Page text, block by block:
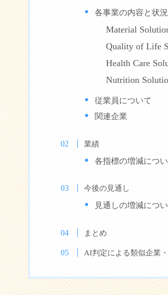
各事業の内容と状況
Material
Quality of Life
Health Care
Nutrition
従業員について
関連企業
業績
各指標の増減につ
今後の見通し
見通しの増減につ
まとめ
AI判定による類似企業